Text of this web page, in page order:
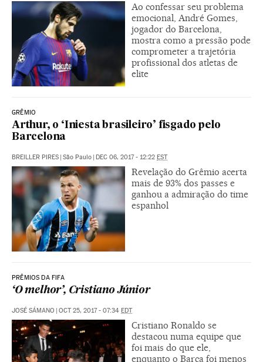
Ao confessar seu problema
emocional, André Gomes,
jogador do Barcelona,
mostra como a pressão pode
comprometer a trajetória
profissional dos atletas de
elite
GRÊMIO
Arthur, o ‘Iniesta brasileiro’ fisgado pelo
Barcelona
BREILLER PIRES | São Paulo | DEC 06, 2017 - 12:22 EST
Revelação do Grêmio acerta
mais de 93% dos passes e
ganhou a admiração do time
espanhol
PRÊMIOS DA FIFA
‘O melhor’, Cristiano Júnior
JOSÉ SÁMANO | OCT 25, 2017 - 07:34 EDT
Cristiano Ronaldo se
destacou numa equipe que
foi mais do que ele,
enquanto o Barça foi menos